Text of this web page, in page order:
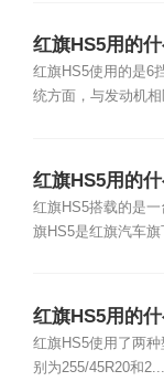
红旗HS5用的
红旗HS5使用的是6
统方面，与发动机
红旗HS5用的
红旗HS5搭载的是
旗HS5是红旗汽车旗
红旗HS5用的
红旗HS5使用了两
别为255/45R20和2...